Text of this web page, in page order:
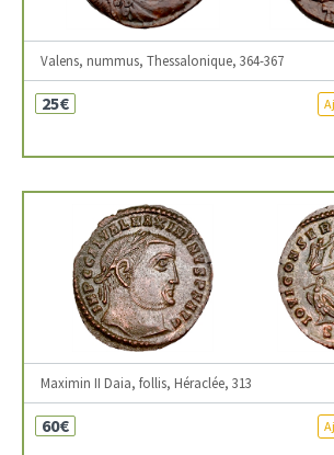
Valens, nummus, Thessalonique, 364-367
25€
Maximin II Daia, follis, Héraclée, 313
60€